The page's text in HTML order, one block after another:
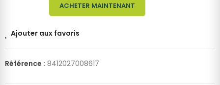
ACHETER MAINTENANT
Ajouter aux favoris
Référence : 8412027008617